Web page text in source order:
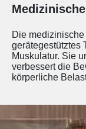
Die
gerätegestütztes
Muskulatur. Sie
verbessert die
körperliche